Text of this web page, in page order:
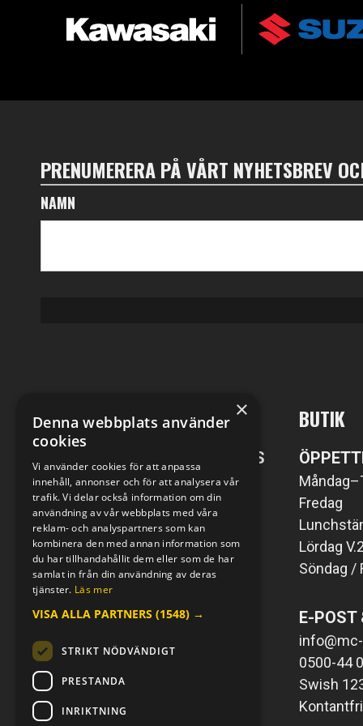
PRENUMERERA PÅ VÅRT NYHETSBREV
NAMN
MC-KOMPANIET
POST- SAMT BESÖKSADRESS
MC-Kompaniet i Väring AB
Väringsvägen 1
549 76 Väring
E-POST & TELEFON
info@mc-kompaniet.se
0500-44 01 00
Swish 123 226 1121
Kontantfri verksamhet
BUTIK
Fredag
Lördag
Söndag /
E-POST
0500-44
Swish
×
Denna webbplats använder
cookies
Vi använder cookies för att anpassa
innehåll, annonser och för att analysera vår
trafik. Vi delar också information om din
användning av vår webbplats med våra
reklam- och analyspartners som kan
kombinera den med annan information som
du har tillhandahållit dem eller som de har
samlat in från din användning av deras
tjänster. Läs mer
VISA ALLA PARTNERS (1548) →
STRIKT NÖDVÄNDIGT
PRESTANDA
INRIKTNING